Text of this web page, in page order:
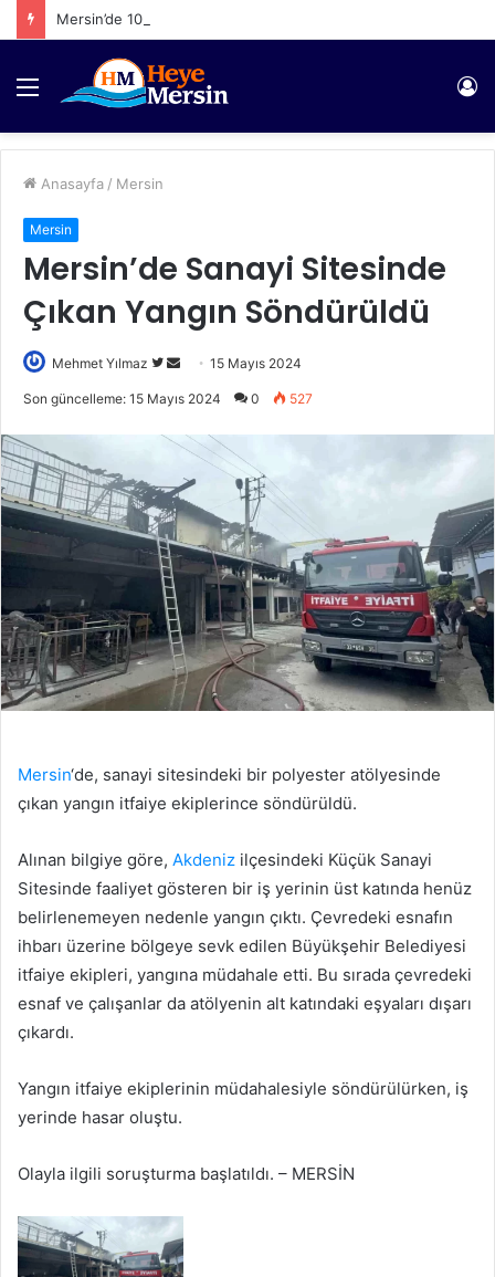
Mersin’de 1065 Şahıs Yakalandı
Menü
Anasayfa / Mersin
Mersin
Mersin’de Sanayi Sitesinde
Çıkan Yangın Söndürüldü
Mehmet Yılmaz
Twitter'da
Bir
göndermek
15 Mayıs 2024
Son güncelleme: 15 Mayıs 2024 0 527
Mersin‘de, sanayi sitesindeki bir polyester atölyesinde
çıkan yangın itfaiye ekiplerince söndürüldü.
Alınan bilgiye göre, Akdeniz ilçesindeki Küçük Sanayi
Sitesinde faaliyet gösteren bir iş yerinin üst katında henüz
belirlenemeyen nedenle yangın çıktı. Çevredeki esnafın
ihbarı üzerine bölgeye sevk edilen Büyükşehir Belediyesi
itfaiye ekipleri, yangına müdahale etti. Bu sırada çevredeki
esnaf ve çalışanlar da atölyenin alt katındaki eşyaları dışarı
çıkardı.
Yangın itfaiye ekiplerinin müdahalesiyle söndürülürken, iş
yerinde hasar oluştu.
Olayla ilgili soruşturma başlatıldı. – MERSİN